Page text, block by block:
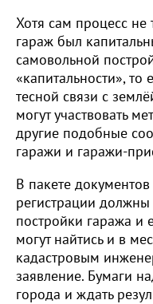
Хотя сам процесс не
гараж был
самовольной
«капитальности», то
тесной связи с
могут участвовать
другие подобные
гаражи и гаражи-
В пакете
регистрации должны
постройки гаража и
могут найтись и в
кадастровым
заявление. Бумаги
города и ждать